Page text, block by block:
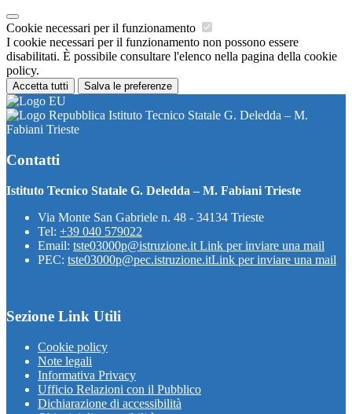
Cookie necessari per il funzionamento
I cookie necessari per il funzionamento non possono essere
disabilitati. È possibile consultare l'elenco nella pagina della cookie
policy.
Accetta tutti Salva le preferenze
Istituto Tecnico Statale G. Deledda – M.
Fabiani Trieste
Contatti
Istituto Tecnico Statale G. Deledda – M. Fabiani Trieste
Via Monte San Gabriele n. 48 - 34134 Trieste
Tel: +39 040 579022
Email: tste03000p@istruzione.it Link per inviare una mail
PEC: tste03000p@pec.istruzione.itLink per inviare una mail
Sezione Link Utili
Cookie policy
Note legali
Informativa Privacy
Ufficio Relazioni con il Pubblico
Dichiarazione di accessibilità